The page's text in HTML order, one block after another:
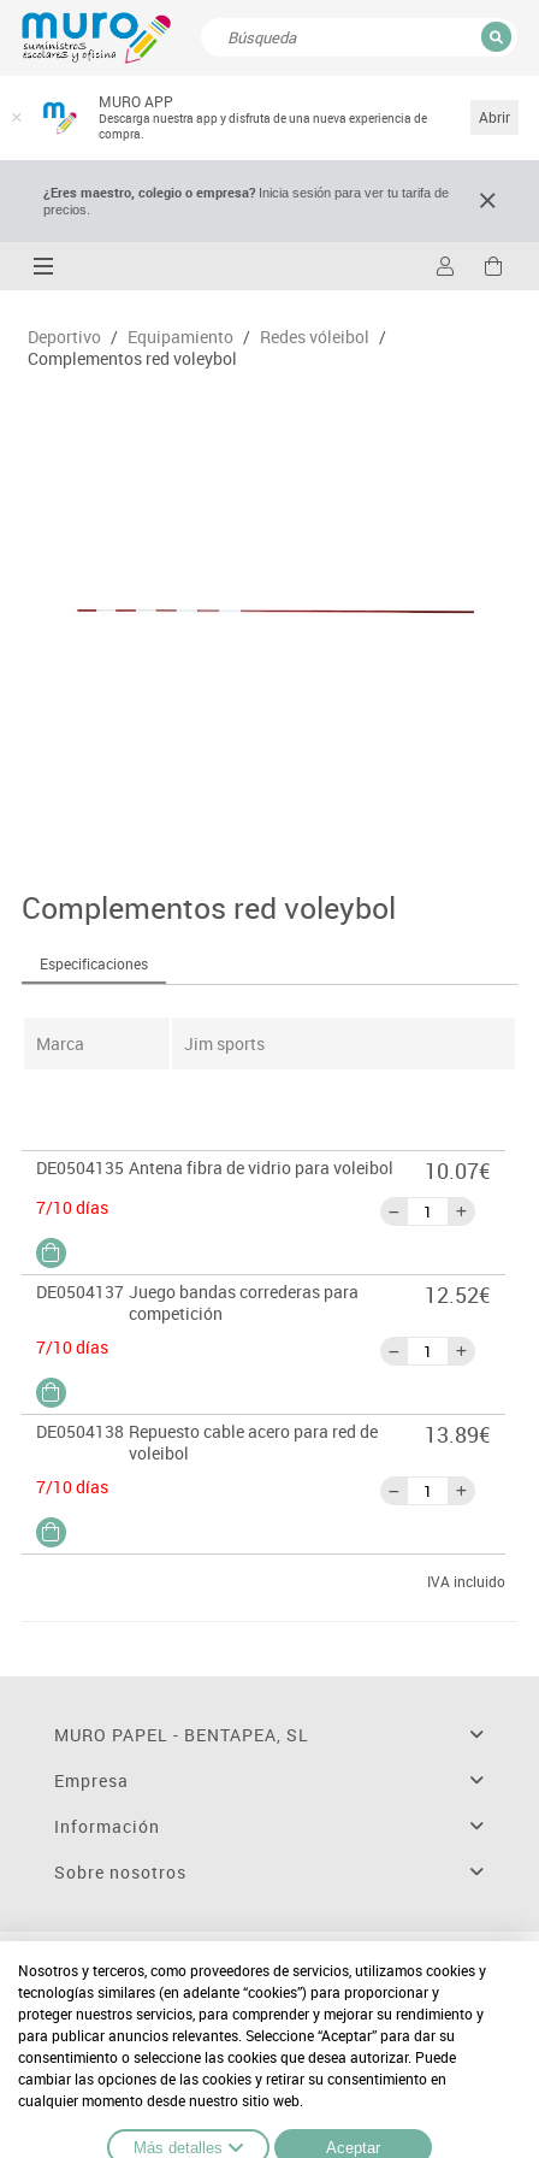
MURO APP
Descarga nuestra app y disfruta de una nueva experiencia de
compra.
Abrir
¿Eres maestro, colegio o empresa?Inicia sesión para ver tu tarifa de
precios.
Deportivo / Equipamiento / Redes vóleibol /
Complementos red voleybol
Complementos red voleybol
Especificaciones
Marca Jim sports
DE0504135 Antena fibra de vidrio para voleibol
7/10 días
10.07€
DE0504137 Juego bandas correderas para
competición
7/10 días
12.52€
DE0504138 Repuesto cable acero para red de
voleibol
7/10 días
13.89€
IVA incluido
MURO PAPEL - BENTAPEA, SL
Empresa
Información
Sobre nosotros
Nosotros y terceros, como proveedores de servicios, utilizamos cookies y
tecnologías similares (en adelante “cookies”) para proporcionar y
proteger nuestros servicios, para comprender y mejorar su rendimiento y
para publicar anuncios relevantes. Seleccione “Aceptar” para dar su
consentimiento o seleccione las cookies que desea autorizar. Puede
cambiar las opciones de las cookies y retirar su consentimiento en
cualquier momento desde nuestro sitio web.
Más detalles Aceptar